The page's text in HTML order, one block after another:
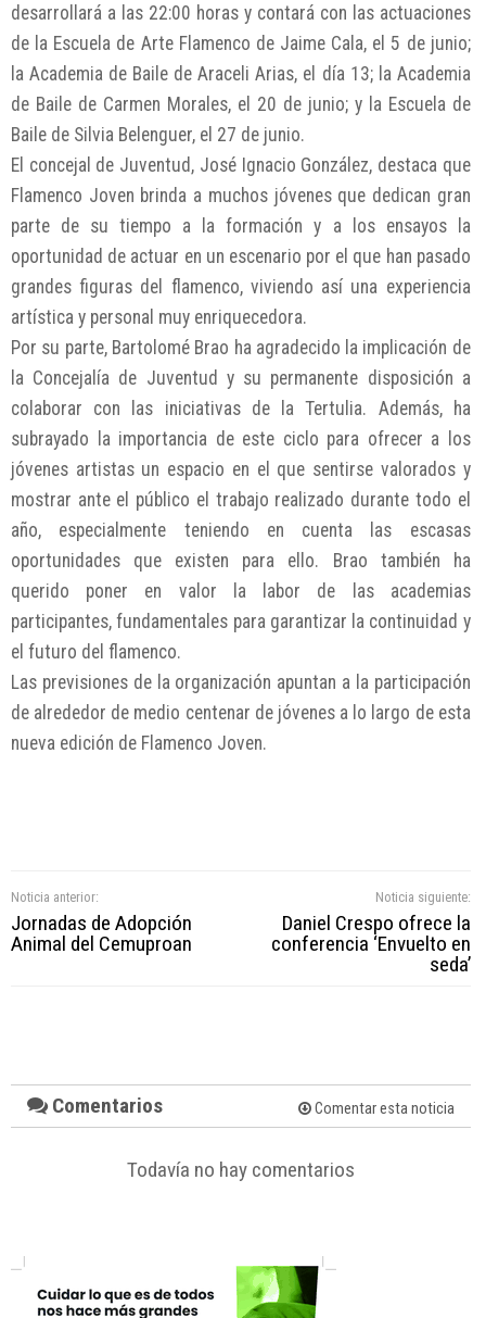
desarrollará a las 22:00 horas y contará con las actuaciones
de la Escuela de Arte Flamenco de Jaime Cala, el 5 de junio;
la Academia de Baile de Araceli Arias, el día 13; la Academia
de Baile de Carmen Morales, el 20 de junio; y la Escuela de
Baile de Silvia Belenguer, el 27 de junio.
El concejal de Juventud, José Ignacio González, destaca que
Flamenco Joven brinda a muchos jóvenes que dedican gran
parte de su tiempo a la formación y a los ensayos la
oportunidad de actuar en un escenario por el que han pasado
grandes figuras del flamenco, viviendo así una experiencia
artística y personal muy enriquecedora.
Por su parte, Bartolomé Brao ha agradecido la implicación de
la Concejalía de Juventud y su permanente disposición a
colaborar con las iniciativas de la Tertulia. Además, ha
subrayado la importancia de este ciclo para ofrecer a los
jóvenes artistas un espacio en el que sentirse valorados y
mostrar ante el público el trabajo realizado durante todo el
año, especialmente teniendo en cuenta las escasas
oportunidades que existen para ello. Brao también ha
querido poner en valor la labor de las academias
participantes, fundamentales para garantizar la continuidad y
el futuro del flamenco.
Las previsiones de la organización apuntan a la participación
de alrededor de medio centenar de jóvenes a lo largo de esta
nueva edición de Flamenco Joven.
Noticia anterior:
Jornadas de Adopción
Animal del Cemuproan
Noticia siguiente:
Daniel Crespo ofrece la
conferencia ‘Envuelto en
seda’
Comentarios Comentar esta noticia
Todavía no hay comentarios